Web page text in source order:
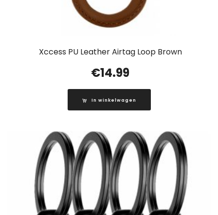
Xccess PU Leather Airtag Loop Brown
€14.99
In winkelwagen